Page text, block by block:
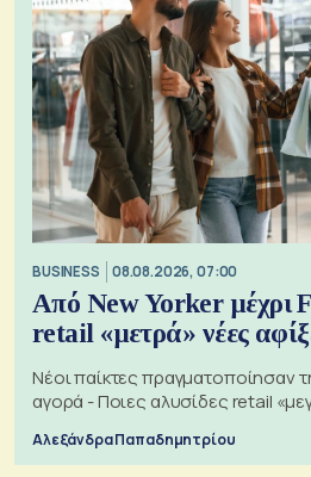
BUSINESS 08.08.2026, 07:00
Από New Yorker μέχρι
retail «μετρά» νέες
Νέοι παίκτες πραγματοποίησαν
αγορά - Ποιες αλυσίδες retail
Αλεξάνδρα Παπαδημητρίου